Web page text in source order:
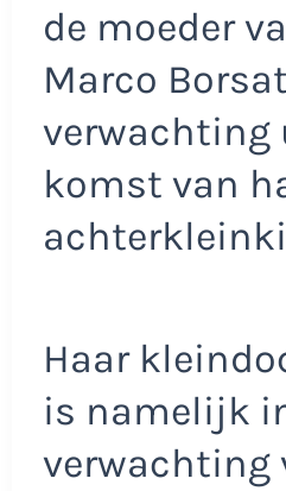
de moeder
Marco
verwachting
komst van
Haar
is namelijk
verwachting